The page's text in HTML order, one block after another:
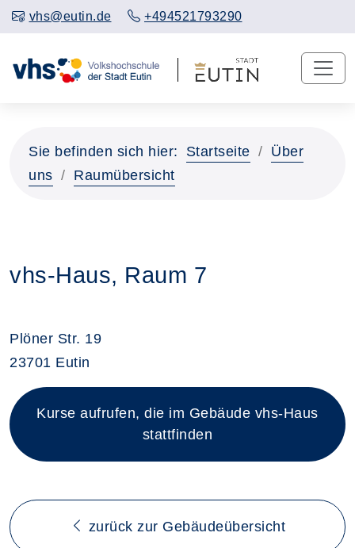
vhs@eutin.de +494521793290
Sie befinden sich hier: Startseite
Über
uns
Raumübersicht
vhs-Haus, Raum 7
Plöner Str. 19
23701 Eutin
Kurse aufrufen, die im Gebäude vhs-Haus
stattfinden
zurück zur Gebäudeübersicht